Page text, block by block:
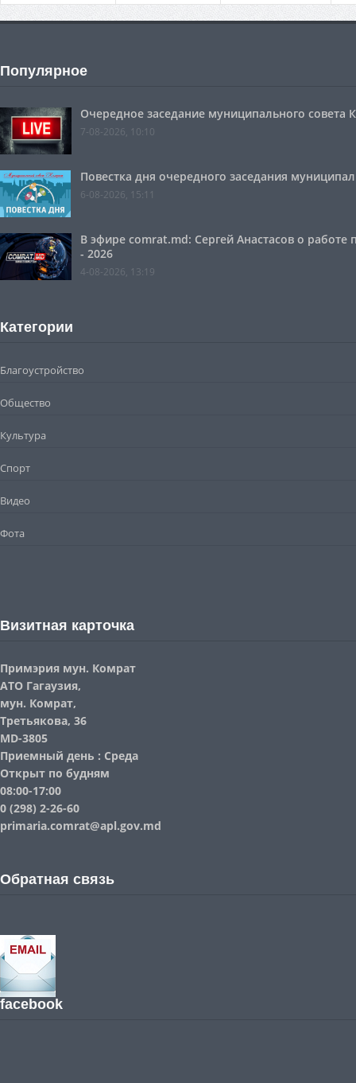
Популярное
Очередное заседание муниципального совета
7-08-2026, 10:10
Повестка дня очередного заседания
6-08-2026, 15:11
В эфире comrat.md: Сергей Анастасов о
- 2026
4-08-2026, 13:19
Категории
Благоустройство
Общество
Культура
Спорт
Видео
Фота
Визитная карточка
Примэрия мун. Комрат
АТО Гагаузия,
мун. Комрат,
Третьякова, 36
MD-3805
Приемный день : Среда
Открыт по будням
08:00-17:00
0 (298) 2-26-60
primaria.comrat@apl.gov.md
Обратная связь
facebook